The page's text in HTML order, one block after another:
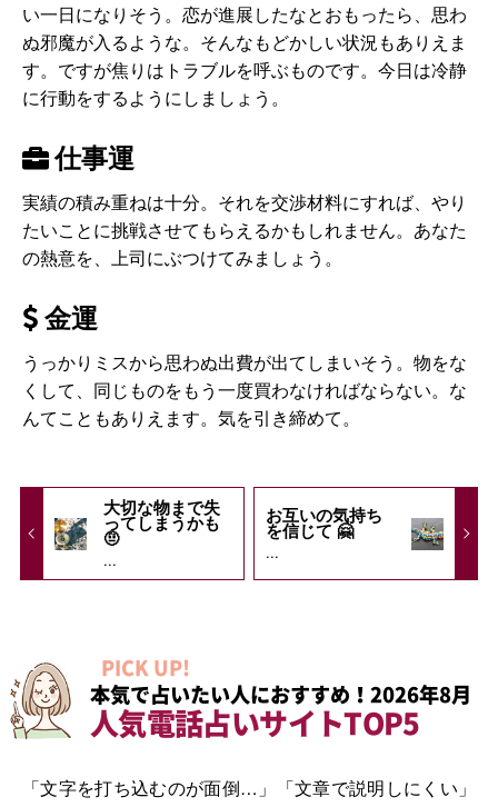
い一日になりそう。恋が進展したなとおもったら、思わ
ぬ邪魔が入るような。そんなもどかしい状況もありえま
す。ですが焦りはトラブルを呼ぶものです。今日は冷静
に行動をするようにしましょう。
仕事運
実績の積み重ねは十分。それを交渉材料にすれば、やり
たいことに挑戦させてもらえるかもしれません。あなた
の熱意を、上司にぶつけてみましょう。
金運
うっかりミスから思わぬ出費が出てしまいそう。物をな
くして、同じものをもう一度買わなければならない。な
んてこともありえます。気を引き締めて。
大切な物まで失
ってしまうかも
🤨
...
お互いの気持ち
を信じて 🤗
...
PICK UP!
本気で占いたい人におすすめ！2026年8月
人気電話占いサイトTOP5
「文字を打ち込むのが面倒…」「文章で説明しにくい」